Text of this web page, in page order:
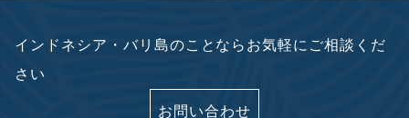
インドネシア・バリ島のことならお気軽にご相談くだ
さい
お問い合わせ